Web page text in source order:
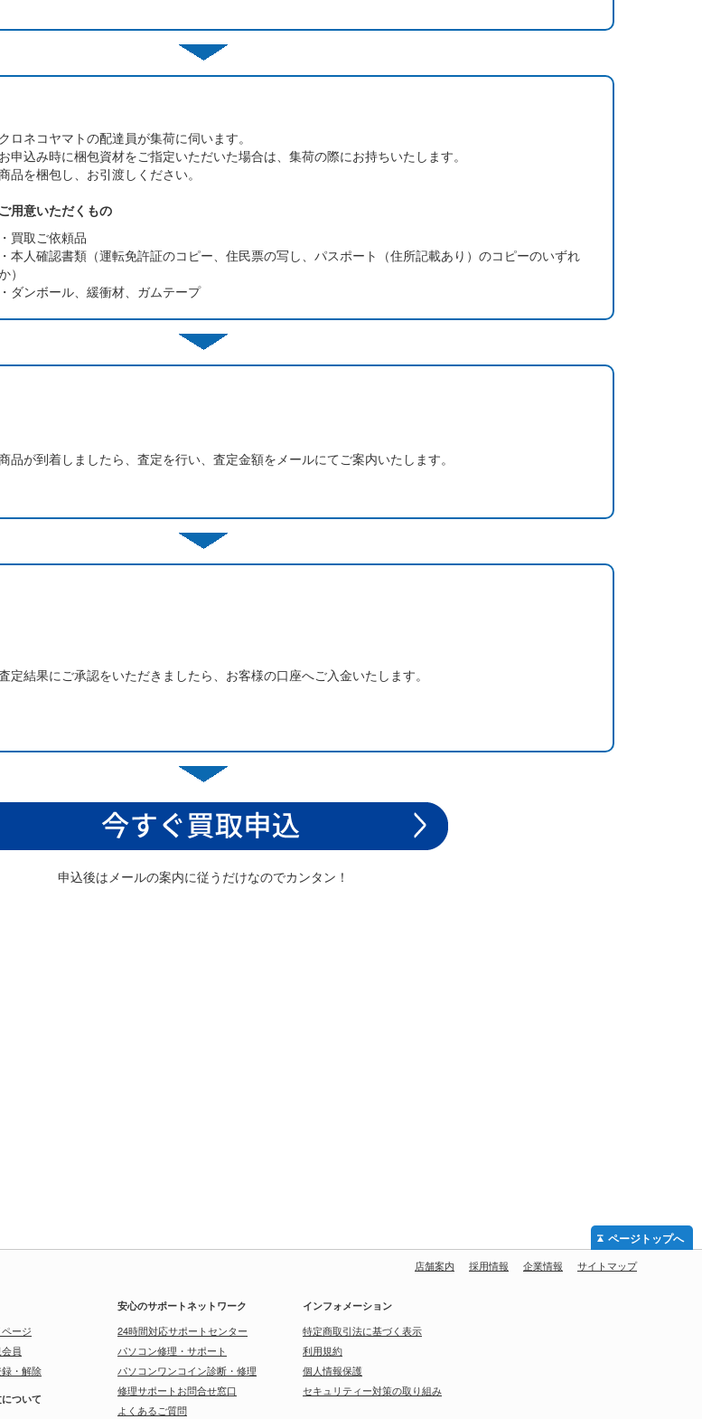
クロネコヤマトの配達員が集荷に伺います。
お申込み時に梱包資材をご指定いただいた場合は、集荷の際にお持ちいたします。
品を梱包し、お引渡しください。
ご用意いただくもの
・買取ご依頼品
・本人確認書類（運転免許証のコピー、住民票の写し、パスポート（住所記載あり）のコピーのいずれ
）
・ダンボール、緩衝材、ガムテープ
品が到着しましたら、査定を行い、査定金額をメールにてご案内いたします。
定結果にご承認をいただきましたら、お客様の口座へご入金いたします。
申込後はメールの案内に従うだけなのでカンタン！
店舗案内 採用情報 企業情報 サイトマップ
ージ
員
・解除
ついて
安心のサポートネットワーク
24時間対応サポートセンター
パソコン修理・サポート
パソコンワンコイン診断・修理
修理サポートお問合せ窓口
よくあるご質問
インフォメーション
特定商取引法に基づく表示
利用規約
個人情報保護
セキュリティー対策の取り組み
ページトップへ